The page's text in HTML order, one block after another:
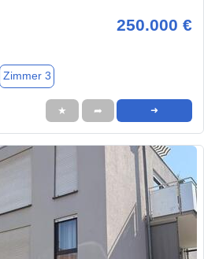
250.000 €
Zimmer 3
★ ➦ ➜